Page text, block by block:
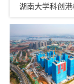
湖南大学科创